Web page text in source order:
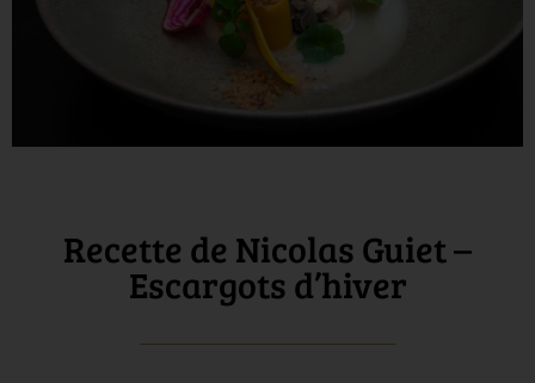
Recette de Nicolas Guiet –
Escargots d’hiver